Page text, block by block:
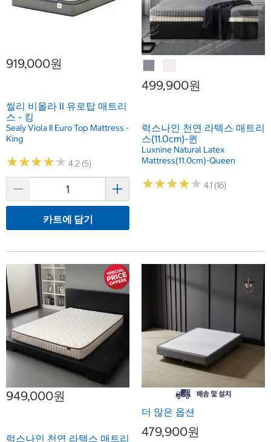
919,000원
씰리 비올라 II 유로탑 매트리
스 - 킹
Sealy Viola II Euro Top Mattress -
King
★★★★★
★★★★★ 4.2 (5)
카트에 담기
499,900원
럭스나인 천연 라텍스 매트리
스(11.0cm)-퀸
Luxnine Natural Latex
Mattress(11.0cm)-Queen
★★★★★
★★★★★ 4.1 (16)
949,000원
럭스나인 천연 라텍스 매트리
더 많은 옵션
479,900원